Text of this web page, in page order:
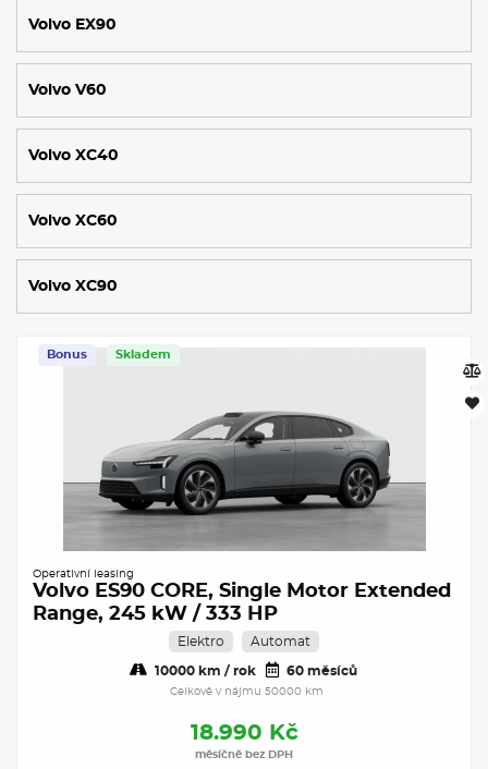
Volvo EX90
Volvo V60
Volvo XC40
Volvo XC60
Volvo XC90
Skladem
Bonus
Operativní leasing
Volvo ES90 CORE, Single Motor Extended
Range, 245 kW / 333 HP
Elektro Automat
10000 km / rok 60 měsíců
Celkově v nájmu 50000 km
18.990 Kč
měsíčně bez DPH